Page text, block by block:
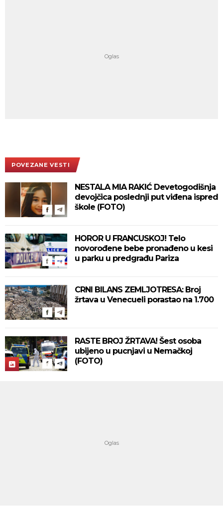
POVEZANE VESTI
NESTALA MIA RAKIĆ Devetogodišnja
devojčica poslednji put viđena ispred
škole (FOTO)
HOROR U FRANCUSKOJ! Telo
novorođene bebe pronađeno u kesi
u parku u predgrađu Pariza
CRNI BILANS ZEMLJOTRESA: Broj
žrtava u Venecueli porastao na 1.700
RASTE BROJ ŽRTAVA! Šest osoba
ubijeno u pucnjavi u Nemačkoj
(FOTO)